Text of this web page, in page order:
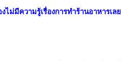
ม่มีความรู้เรื่องการทำร้านอาหา